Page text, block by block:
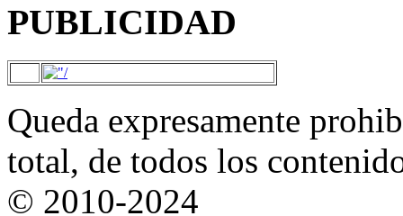
PUBLICIDAD
Queda expresamente
total, de todos los
© 2010-2024